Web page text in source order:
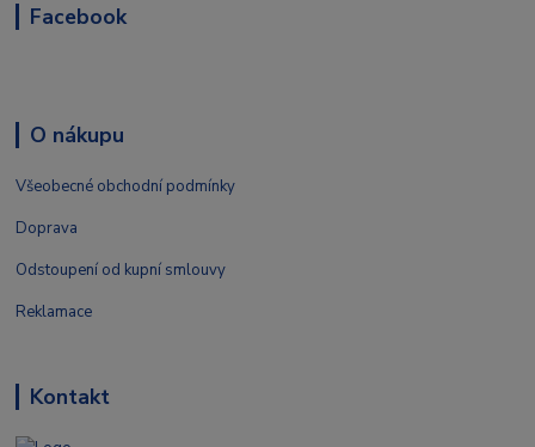
Facebook
O nákupu
Všeobecné obchodní podmínky
Doprava
Odstoupení od kupní smlouvy
Reklamace
Kontakt